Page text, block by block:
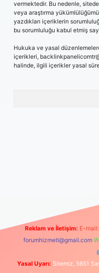
vermektedir. Bu nedenle,
veya araştırma
yazdıkları içeriklerin
bu sorumluluğu kabul etmiş
Hukuka ve yasal
içerikleri,
halinde, ilgili içerikler yasal
Reklam ve İletişim: E-mail:
forumhizmeti@gmail.com
Yasal Uyarı: Sitemiz, 5651